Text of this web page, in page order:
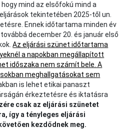
mind az elsőfokú mind a
tekintetében 2025-től un.
Ennek időtartama minden év
december 20. és január első
.Az eljárási szünet időtartama
a napokban megállapított
időszaka nem számít bele. A
meghallgatásokat sem
is lehet etikai panaszt
érkeztetésre és iktatásra
csak az eljárási szünetet
így a tényleges eljárási
kezdődnek meg.